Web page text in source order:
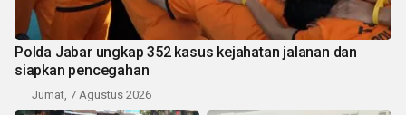
Polda Jabar ungkap 352 kasus kejahatan jalanan dan
siapkan pencegahan
Jumat, 7 Agustus 2026